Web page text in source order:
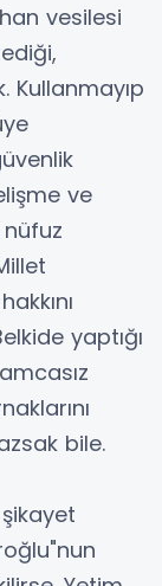
vesilesi
Kullanmayıp
ve
yaptığı
bile.